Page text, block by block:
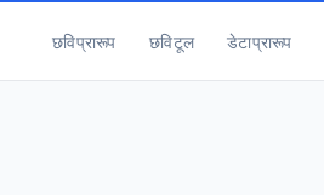
छवि प्रारूप छवि टूल डेटा प्रारूप